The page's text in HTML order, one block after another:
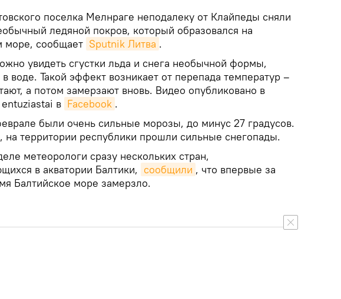
поселка Мелнраге неподалеку от Клайпеды сняли
ледяной покров, который образовался на
море, сообщает Sputnik Литва .
увидеть сгустки льда и снега необычной формы,
воде. Такой эффект возникает от перепада температур –
а потом замерзают вновь. Видео опубликовано в
в Facebook .
были очень сильные морозы, до минус 27 градусов.
на территории республики прошли сильные снегопады.
метеорологи сразу нескольких стран,
в акватории Балтики, сообщили , что впервые за
Балтийское море замерзло.